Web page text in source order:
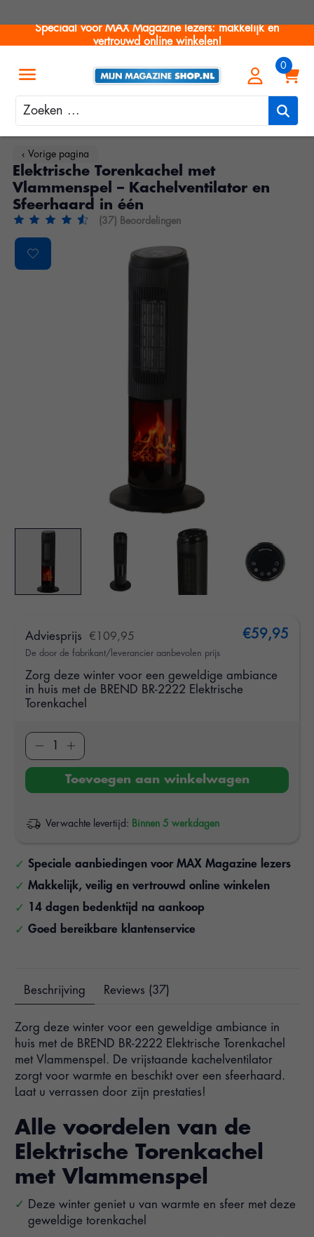
Speciaal voor MAX Magazine lezers: makkelijk en
vertrouwd online winkelen!
Zoeken
‹ Vorige pagina
Elektrische Torenkachel met
Vlammenspel – Kachelventilator en
Sfeerhaard in één
De beoordeling van dit product is4.8van de 5
(37) Beoordelingen
Product image slideshow Items
Adviesprijs €109,95
De door de fabrikant/leverancier aanbevolen prijs
€59,95
Zorg deze winter voor een geweldige ambiance
in huis met de BREND BR-2222 Elektrische
Torenkachel
Toevoegen aan winkelwagen
Verwachte levertijd: Binnen 5 werkdagen
Speciale aanbiedingen voor MAX Magazine lezers
Makkelijk, veilig en vertrouwd online winkelen
14 dagen bedenktijd na aankoop
Goed bereikbare klantenservice
Beschrijving Reviews (37)
Zorg deze winter voor een geweldige ambiance in
huis met de BREND BR-2222 Elektrische Torenkachel
met Vlammenspel. De vrijstaande kachelventilator
zorgt voor warmte en beschikt over een sfeerhaard.
Laat u verrassen door zijn prestaties!
Alle voordelen van de
Elektrische Torenkachel
met Vlammenspel
Deze winter geniet u van warmte en sfeer met deze
geweldige torenkachel